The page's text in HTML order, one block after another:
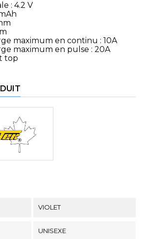
: 4.2 V
maximum en continu : 10A
maximum en pulse : 20A
top
VIOLET
UNISEXE